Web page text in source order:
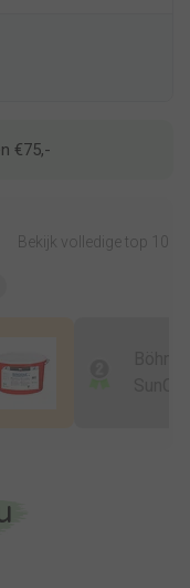
€75,-
Bekijk volledige top 10